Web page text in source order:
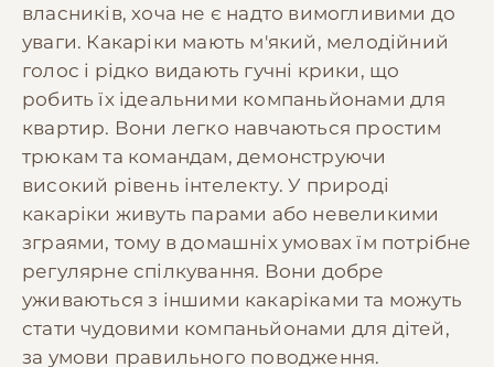
власників, хоча не є надто вимогливими до
уваги. Какаріки мають м'який, мелодійний
голос і рідко видають гучні крики, що
робить їх ідеальними компаньйонами для
квартир. Вони легко навчаються простим
трюкам та командам, демонструючи
високий рівень інтелекту. У природі
какаріки живуть парами або невеликими
зграями, тому в домашніх умовах їм потрібне
регулярне спілкування. Вони добре
уживаються з іншими какаріками та можуть
стати чудовими компаньйонами для дітей,
за умови правильного поводження.